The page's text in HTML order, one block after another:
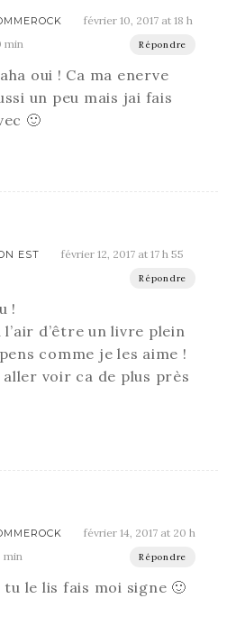
février 10, 2017 at 18 h
min
Répondre
oui ! Ca ma enerve
un peu mais jai fais
🙂
EST
février 12, 2017 at 17 h 55
Répondre
!
l’air d’être un livre plein
comme je les aime !
aller voir ca de plus près
février 14, 2017 at 20 h
min
Répondre
tu le lis fais moi signe 🙂